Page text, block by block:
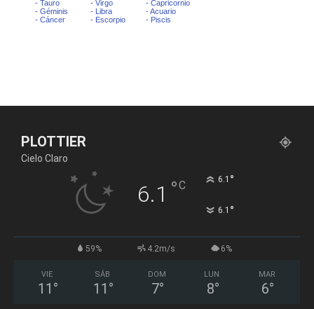
PLOTTIER
Cielo Claro
6.1 °C 6.1 °
6.1 °
59% 4.2m/s 6%
VIE
11 °
SÁB
11 °
DOM
7°
LUN
8°
MAR
6°